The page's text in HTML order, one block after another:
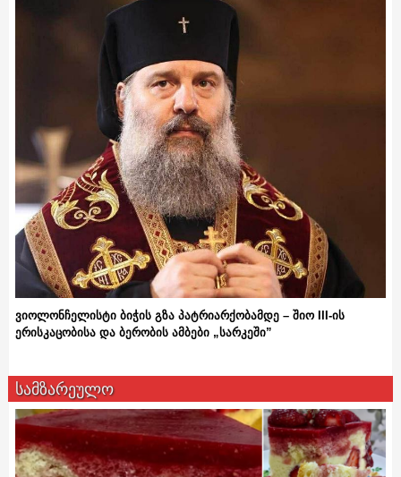
ვიოლონჩელისტი ბიჭის გზა პატრიარქობამდე – შიო III-ის
ერისკაცობისა და ბერობის ამბები „სარკეში”
სამზარეულო